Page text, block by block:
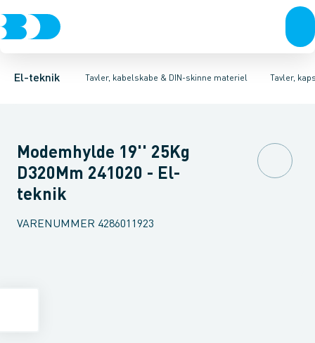
El-teknik Tavler, kabelskabe & DIN-skinne materiel
Afbrydere, stikkontakter & lampeudtagForgreningsmateriel
Tavler,
Tavler, kapsling og rackskabe Fordelings-/byggepladstavler
Ventilationsplade (indkapsling/skab)Dækplade / mærkeplade
Modemhylde 19'' 25Kg
D320Mm 241020 - El-
teknik
VARENUMMER 4286011923